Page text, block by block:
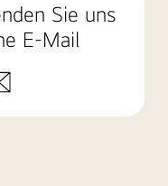
Sie uns
E-Mail